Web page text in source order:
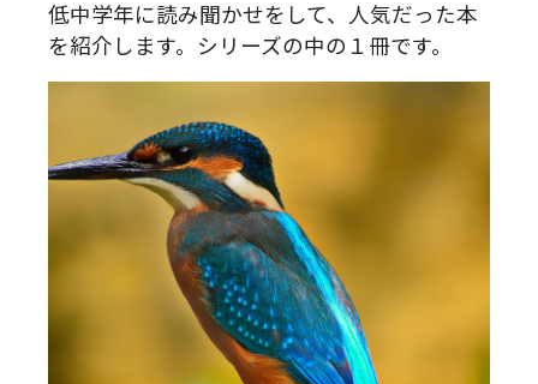
低中学年に読み聞かせをして、人気だった本
を紹介します。シリーズの中の１冊です。